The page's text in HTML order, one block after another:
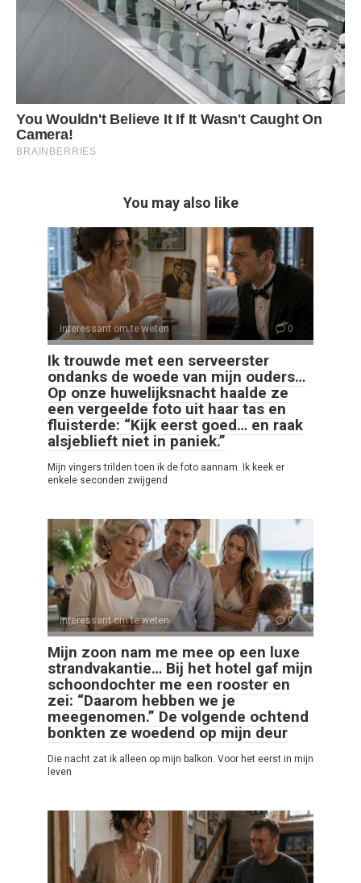
You may also like
Interessant om te weten 0
Ik trouwde met een serveerster
ondanks de woede van mijn ouders…
Op onze huwelijksnacht haalde ze
een vergeelde foto uit haar tas en
fluisterde: “Kijk eerst goed… en raak
alsjeblieft niet in paniek.”
Mijn vingers trilden toen ik de foto aannam. Ik keek er
enkele seconden zwijgend
Interessant om te weten 0
Mijn zoon nam me mee op een luxe
strandvakantie… Bij het hotel gaf mijn
schoondochter me een rooster en
zei: “Daarom hebben we je
meegenomen.” De volgende ochtend
bonkten ze woedend op mijn deur
Die nacht zat ik alleen op mijn balkon. Voor het eerst in mijn
leven